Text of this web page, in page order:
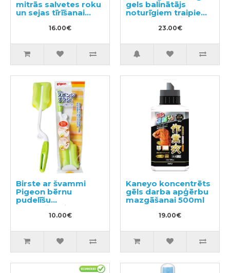
mitrās salvetes roku
un sejas tīrīšanai
16.00€
gels balinātājs
noturīgiem traipiem
ar antibakteriālu
efektu, pildviela
23.00€
Birste ar švammi
Pigeon bērnu
pudelīšu
mazgāšanai, 1gb.
10.00€
Kaneyo koncentrēts
gēls darba apģērbu
mazgāšanai 500ml
19.00€